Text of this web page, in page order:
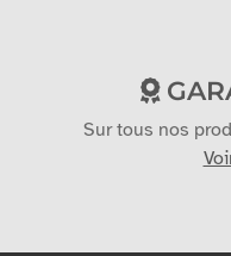
Sur tous nos